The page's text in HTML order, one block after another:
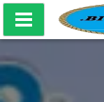
Bitácora